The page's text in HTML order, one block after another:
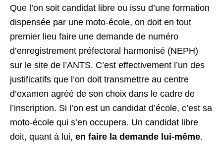
Que l’on soit candidat libre ou issu d’une formation
dispensée par une moto-école, on doit en tout
premier lieu faire une demande de numéro
d’enregistrement préfectoral harmonisé (NEPH)
sur le site de l’ANTS. C’est effectivement l’un des
justificatifs que l’on doit transmettre au centre
d’examen agréé de son choix dans le cadre de
l’inscription. Si l’on est un candidat d’école, c’est sa
moto-école qui s’en occupera. Un candidat libre
doit, quant à lui, en faire la demande lui-même.